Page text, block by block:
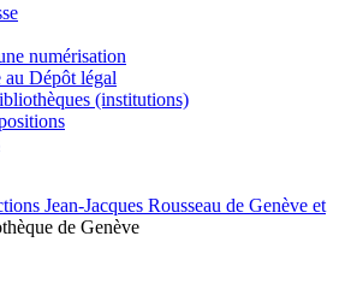
numérisation
au Dépôt légal
(institutions)